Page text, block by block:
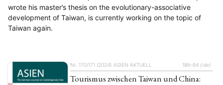
wrote his master’s thesis on the evolutionary-associative
development of Taiwan, is currently working on the topic of
Taiwan again.
Nr. 170/171 (2024) ASIEN AKTUELL 186–94 {:de}
Tourismus zwischen Taiwan und China: